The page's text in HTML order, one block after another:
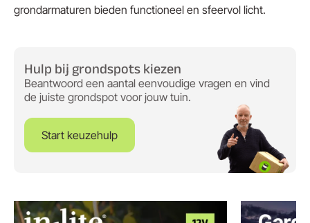
grondarmaturen bieden functioneel en sfeervol licht.
Hulp bij grondspots kiezen
Beantwoord een aantal eenvoudige vragen en vind
de juiste grondspot voor jouw tuin.
Start keuzehulp